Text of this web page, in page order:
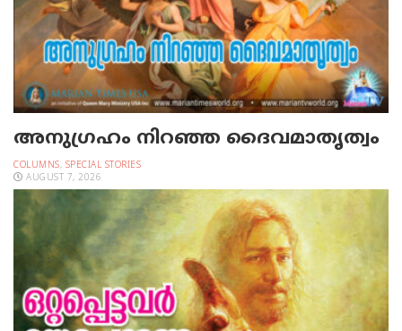
അനുഗ്രഹം നിറഞ്ഞ ദൈവമാതൃത്വം
COLUMNS, SPECIAL STORIES
AUGUST 7, 2026